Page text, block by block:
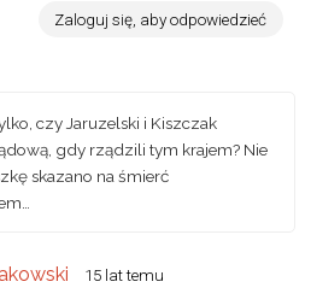
Zaloguj się, aby odpowiedzieć
czy Jaruzelski i Kiszczak
gdy rządzili tym krajem? Nie
skazano na śmierć
15 lat temu